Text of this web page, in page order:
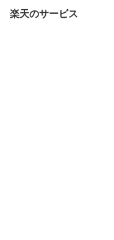
楽天のサービス